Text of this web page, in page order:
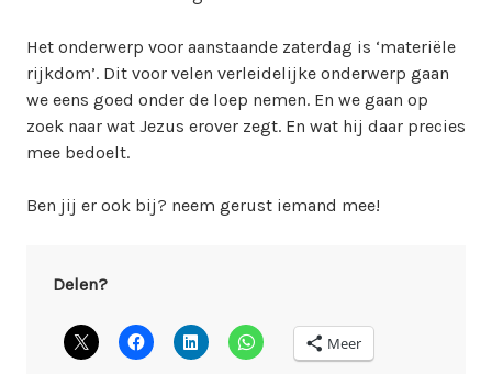
Het onderwerp voor aanstaande zaterdag is ‘materiële
rijkdom’. Dit voor velen verleidelijke onderwerp gaan
we eens goed onder de loep nemen. En we gaan op
zoek naar wat Jezus erover zegt. En wat hij daar precies
mee bedoelt.
Ben jij er ook bij? neem gerust iemand mee!
Delen?
Meer